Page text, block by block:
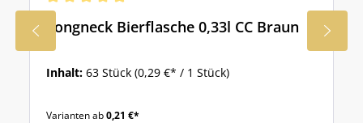
Longneck Bierflasche 0,33l CC Braun
Inhalt: 63 Stück (0,29 €* / 1 Stück)
Varianten ab0,21 €*